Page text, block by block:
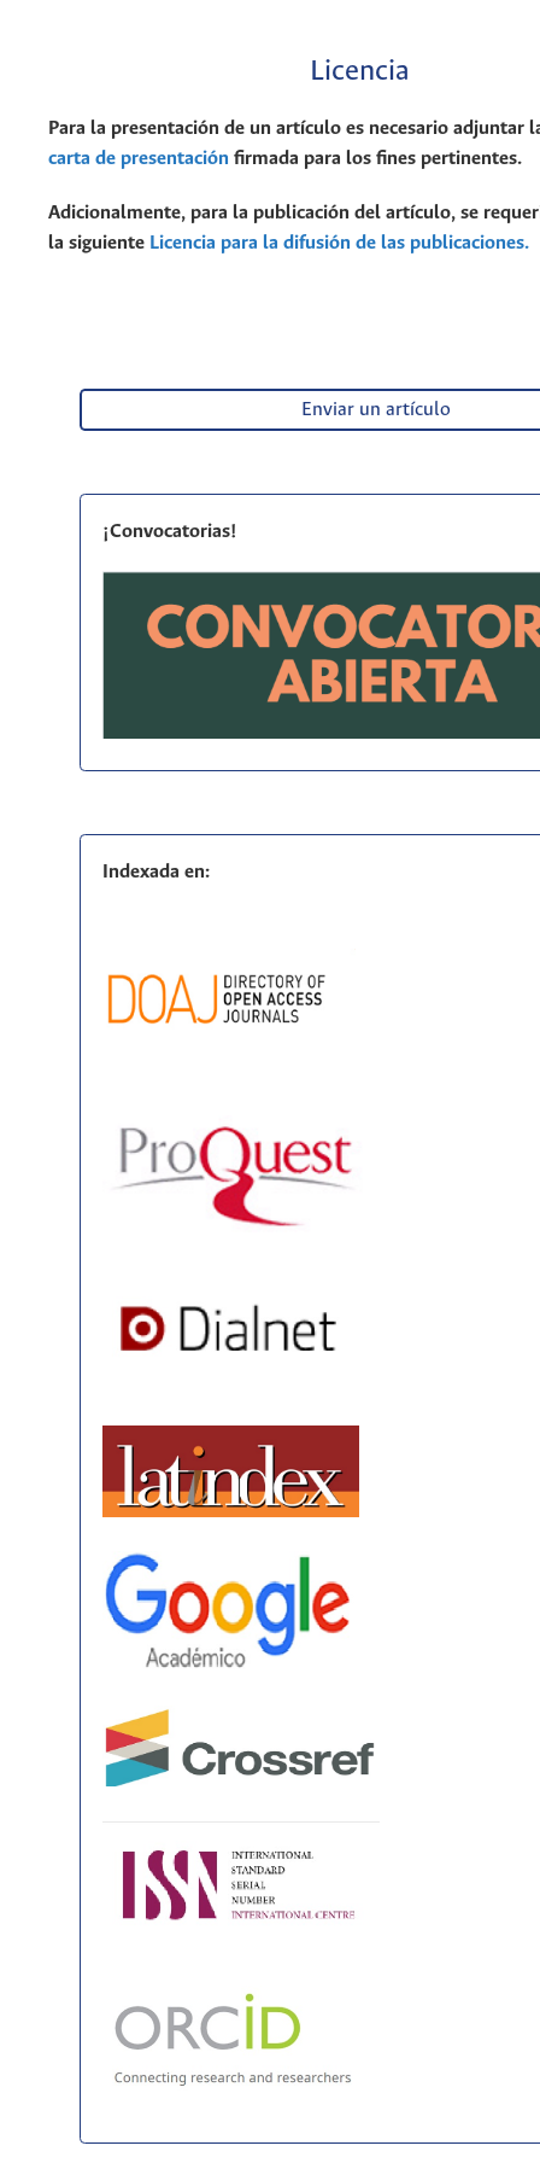
Licencia
Para la presentación de un artículo es necesario adjuntar
carta de presentación firmada para los fines pertinentes.
Adicionalmente, para la publicación del artículo, se
la siguiente Licencia para la difusión de las publicaciones.
Enviar un artículo
¡Convocatorias!
Indexada en: